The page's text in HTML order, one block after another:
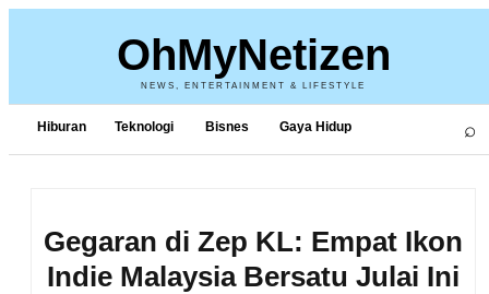
OhMyNetizen
NEWS, ENTERTAINMENT & LIFESTYLE
Hiburan Teknologi Bisnes Gaya Hidup ⌕
Gegaran di Zep KL: Empat Ikon
Indie Malaysia Bersatu Julai Ini